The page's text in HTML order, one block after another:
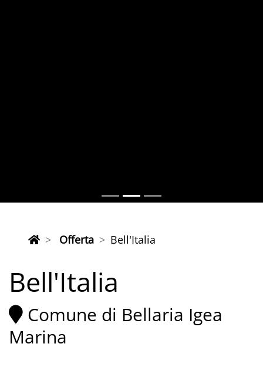
Offerta Bell'Italia
Bell'Italia
Comune di Bellaria Igea
Marina